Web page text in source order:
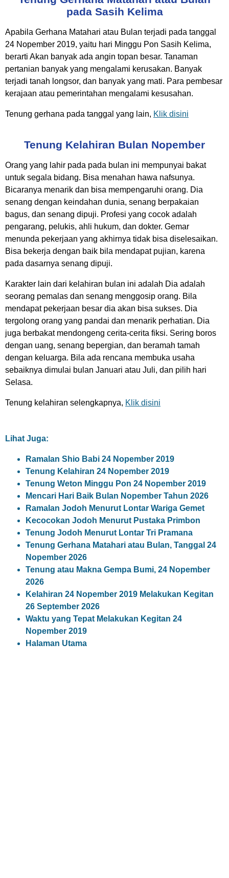
pada Sasih Kelima
Apabila Gerhana Matahari atau Bulan terjadi pada tanggal
24 Nopember 2019, yaitu hari Minggu Pon Sasih Kelima,
berarti Akan banyak ada angin topan besar. Tanaman
pertanian banyak yang mengalami kerusakan. Banyak
terjadi tanah longsor, dan banyak yang mati. Para pembesar
kerajaan atau pemerintahan mengalami kesusahan.
Tenung gerhana pada tanggal yang lain, Klik disini
Tenung Kelahiran Bulan Nopember
Orang yang lahir pada pada bulan ini mempunyai bakat
untuk segala bidang. Bisa menahan hawa nafsunya.
Bicaranya menarik dan bisa mempengaruhi orang. Dia
senang dengan keindahan dunia, senang berpakaian
bagus, dan senang dipuji. Profesi yang cocok adalah
pengarang, pelukis, ahli hukum, dan dokter. Gemar
menunda pekerjaan yang akhirnya tidak bisa diselesaikan.
Bisa bekerja dengan baik bila mendapat pujian, karena
pada dasarnya senang dipuji.
Karakter lain dari kelahiran bulan ini adalah Dia adalah
seorang pemalas dan senang menggosip orang. Bila
mendapat pekerjaan besar dia akan bisa sukses. Dia
tergolong orang yang pandai dan menarik perhatian. Dia
juga berbakat mendongeng cerita-cerita fiksi. Sering boros
dengan uang, senang bepergian, dan beramah tamah
dengan keluarga. Bila ada rencana membuka usaha
sebaiknya dimulai bulan Januari atau Juli, dan pilih hari
Selasa.
Tenung kelahiran selengkapnya, Klik disini
Lihat Juga:
Ramalan Shio Babi 24 Nopember 2019
Tenung Kelahiran 24 Nopember 2019
Tenung Weton Minggu Pon 24 Nopember 2019
Mencari Hari Baik Bulan Nopember Tahun 2026
Ramalan Jodoh Menurut Lontar Wariga Gemet
Kecocokan Jodoh Menurut Pustaka Primbon
Tenung Jodoh Menurut Lontar Tri Pramana
Tenung Gerhana Matahari atau Bulan, Tanggal 24
Nopember 2026
Tenung atau Makna Gempa Bumi, 24 Nopember
2026
Kelahiran 24 Nopember 2019 Melakukan Kegitan
26 September 2026
Waktu yang Tepat Melakukan Kegitan 24
Nopember 2019
Halaman Utama